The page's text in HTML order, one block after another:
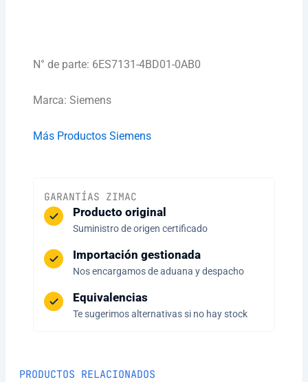
N° de parte: 6ES7131-4BD01-0AB0
Marca: Siemens
Más Productos Siemens
GARANTÍAS ZIMAC
Producto original
Suministro de origen certificado
Importación gestionada
Nos encargamos de aduana y despacho
Equivalencias
Te sugerimos alternativas si no hay stock
PRODUCTOS RELACIONADOS